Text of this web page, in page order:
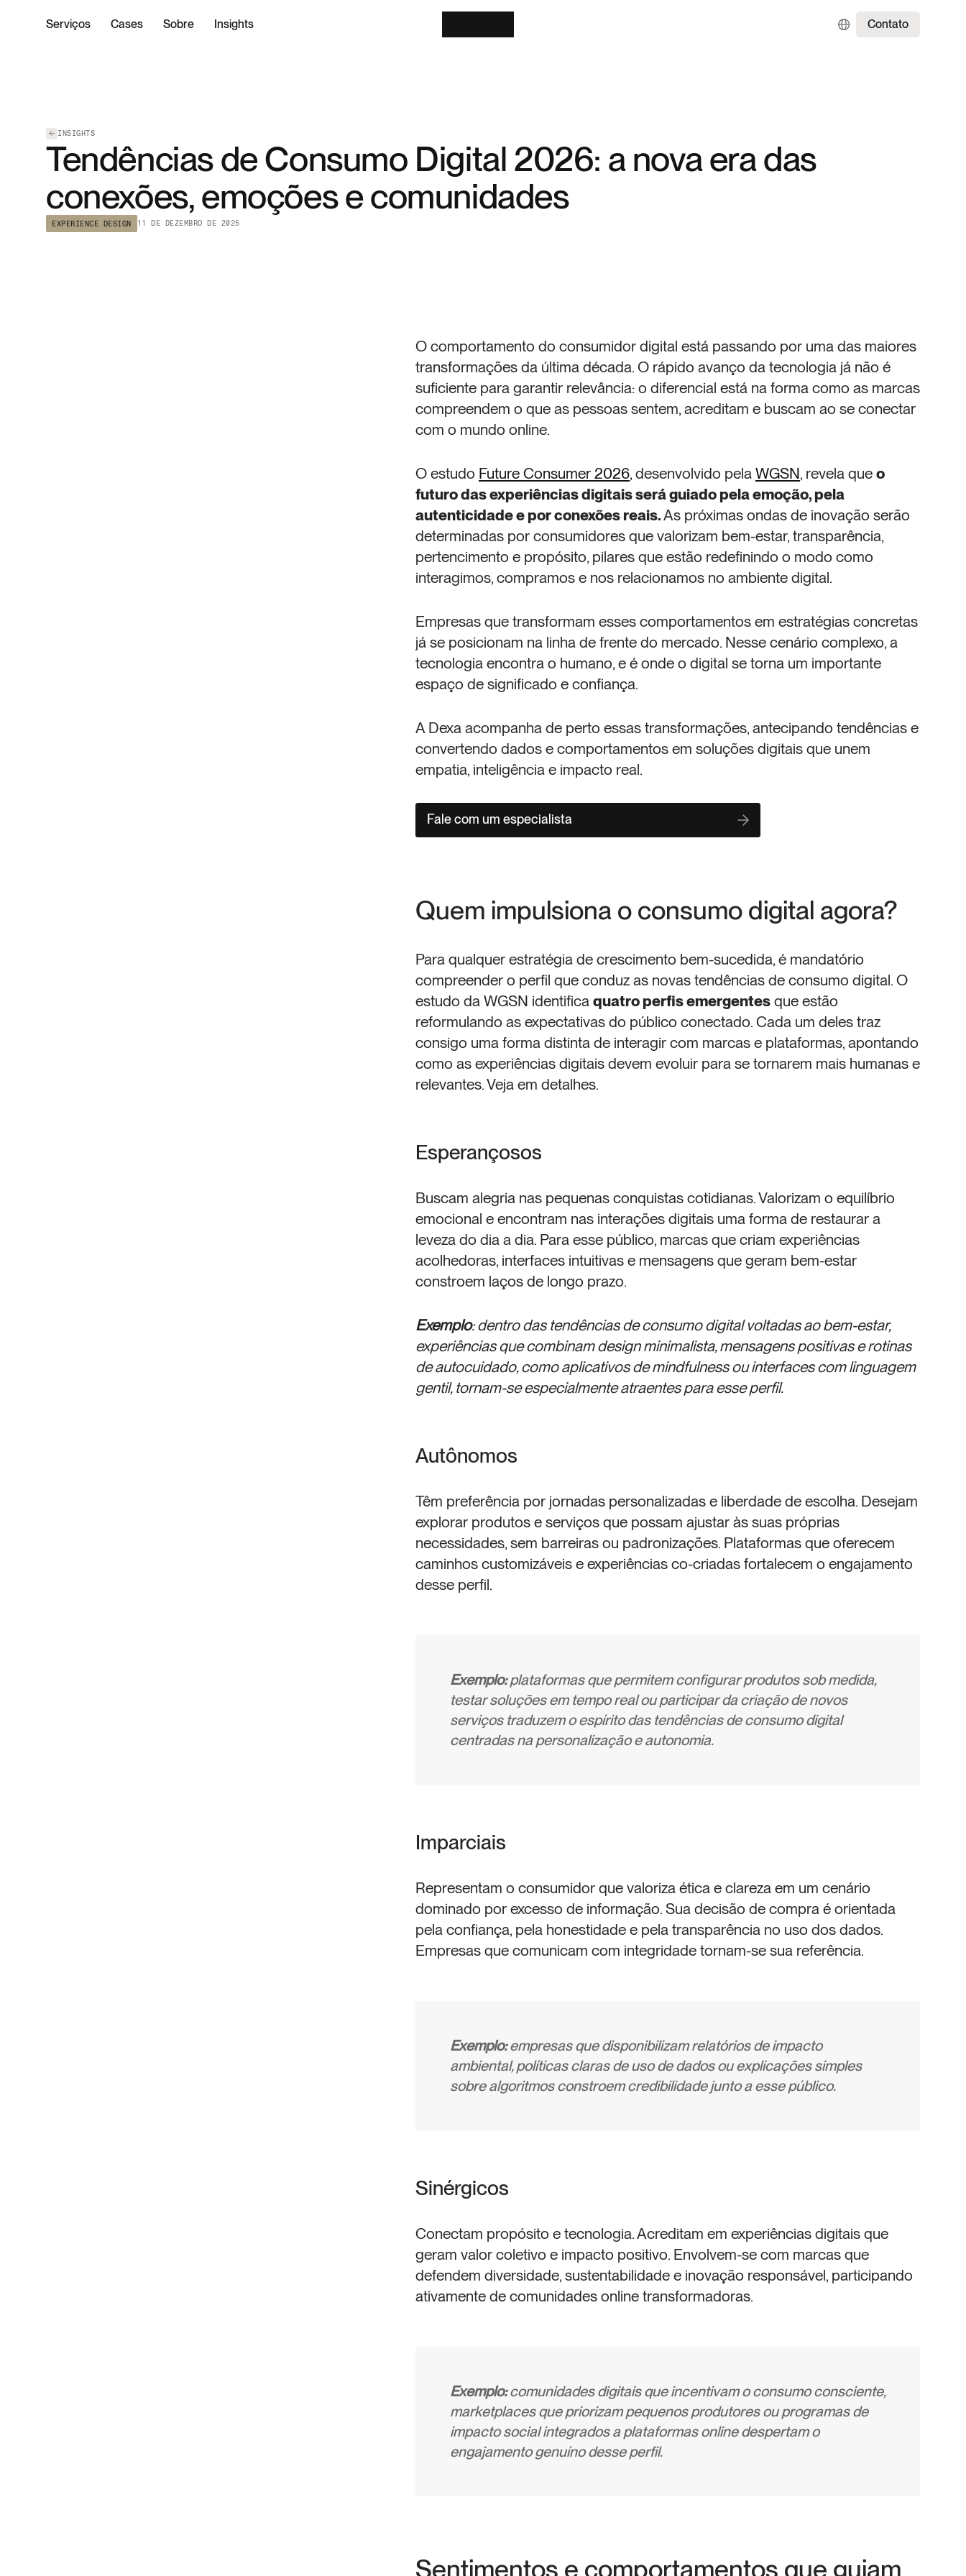
Serviços Cases Sobre Insights Contato
INSIGHTS
Tendências de Consumo Digital 2026: a nova era das
conexões, emoções e comunidades
EXPERIENCE DESIGN 11 DE DEZEMBRO DE 2025
O comportamento do consumidor digital está passando por uma das maiores
transformações da última década. O rápido avanço da tecnologia já não é
suficiente para garantir relevância: o diferencial está na forma como as marcas
compreendem o que as pessoas sentem, acreditam e buscam ao se conectar
com o mundo online.
O estudo Future Consumer 2026, desenvolvido pela WGSN, revela que o
futuro das experiências digitais será guiado pela emoção, pela
autenticidade e por conexões reais. As próximas ondas de inovação serão
determinadas por consumidores que valorizam bem-estar, transparência,
pertencimento e propósito, pilares que estão redefinindo o modo como
interagimos, compramos e nos relacionamos no ambiente digital.
Empresas que transformam esses comportamentos em estratégias concretas
já se posicionam na linha de frente do mercado. Nesse cenário complexo, a
tecnologia encontra o humano, e é onde o digital se torna um importante
espaço de significado e confiança.
A Dexa acompanha de perto essas transformações, antecipando tendências e
convertendo dados e comportamentos em soluções digitais que unem
empatia, inteligência e impacto real.
Fale com um especialista
Quem impulsiona o consumo digital agora?
Para qualquer estratégia de crescimento bem-sucedida, é mandatório
compreender o perfil que conduz as novas tendências de consumo digital. O
estudo da WGSN identifica quatro perfis emergentes que estão
reformulando as expectativas do público conectado. Cada um deles traz
consigo uma forma distinta de interagir com marcas e plataformas, apontando
como as experiências digitais devem evoluir para se tornarem mais humanas e
relevantes. Veja em detalhes.
Esperançosos
Buscam alegria nas pequenas conquistas cotidianas. Valorizam o equilíbrio
emocional e encontram nas interações digitais uma forma de restaurar a
leveza do dia a dia. Para esse público, marcas que criam experiências
acolhedoras, interfaces intuitivas e mensagens que geram bem-estar
constroem laços de longo prazo.
Exemplo: dentro das tendências de consumo digital voltadas ao bem-estar,
experiências que combinam design minimalista, mensagens positivas e rotinas
de autocuidado, como aplicativos de mindfulness ou interfaces com linguagem
gentil, tornam-se especialmente atraentes para esse perfil.
Autônomos
Têm preferência por jornadas personalizadas e liberdade de escolha. Desejam
explorar produtos e serviços que possam ajustar às suas próprias
necessidades, sem barreiras ou padronizações. Plataformas que oferecem
caminhos customizáveis e experiências co-criadas fortalecem o engajamento
desse perfil.
Exemplo: plataformas que permitem configurar produtos sob medida,
testar soluções em tempo real ou participar da criação de novos
serviços traduzem o espírito das tendências de consumo digital
centradas na personalização e autonomia.
Imparciais
Representam o consumidor que valoriza ética e clareza em um cenário
dominado por excesso de informação. Sua decisão de compra é orientada
pela confiança, pela honestidade e pela transparência no uso dos dados.
Empresas que comunicam com integridade tornam-se sua referência.
Exemplo: empresas que disponibilizam relatórios de impacto
ambiental, políticas claras de uso de dados ou explicações simples
sobre algoritmos constroem credibilidade junto a esse público.
Sinérgicos
Conectam propósito e tecnologia. Acreditam em experiências digitais que
geram valor coletivo e impacto positivo. Envolvem-se com marcas que
defendem diversidade, sustentabilidade e inovação responsável, participando
ativamente de comunidades online transformadoras.
Exemplo: comunidades digitais que incentivam o consumo consciente,
marketplaces que priorizam pequenos produtores ou programas de
impacto social integrados a plataformas online despertam o
engajamento genuíno desse perfil.
Sentimentos e comportamentos que guiam